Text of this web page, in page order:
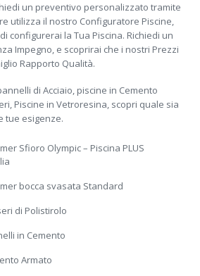
un preventivo personalizzato tramite
utilizza il nostro Configuratore Piscine,
configurerai la Tua Piscina. Richiedi un
Impegno, e scoprirai che i nostri Prezzi
Rapporto Qualità.
di Acciaio, piscine in Cemento
Piscine in Vetroresina, scopri quale sia
tue esigenze.
Sfioro Olympic – Piscina PLUS
bocca svasata Standard
di Polistirolo
in Cemento
Armato